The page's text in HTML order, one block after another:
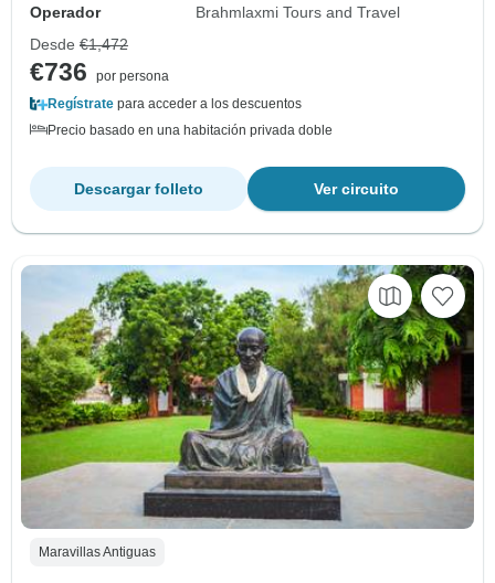
Operador
Brahmlaxmi Tours and Travel
Desde €1,472
€736
por persona
Regístrate para acceder a los descuentos
Precio basado en una habitación privada doble
Ver circuito
Descargar folleto
Maravillas Antiguas